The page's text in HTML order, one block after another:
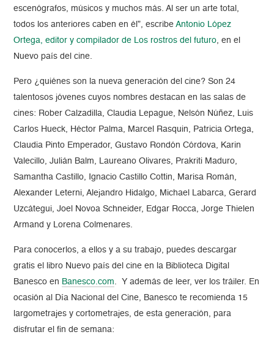
escenógrafos, músicos y muchos más. Al ser un arte total,
todos los anteriores caben en él”, escribeAntonio López
Ortega, editor y compilador de Los rostros del futuro, en el
Nuevo país del cine.
Pero ¿quiénes son la nueva generación del cine? Son 24
talentosos jóvenes cuyos nombres destacan en las salas de
cines: Rober Calzadilla, Claudia Lepague, Nelsón Núñez, Luis
Carlos Hueck, Héctor Palma, Marcel Rasquin, Patricia Ortega,
Claudia Pinto Emperador, Gustavo Rondón Córdova, Karin
Valecillo, Julián Balm, Laureano Olivares, Prakriti Maduro,
Samantha Castillo, Ignacio Castillo Cottin, Marisa Román,
Alexander Leterni, Alejandro Hidalgo, Michael Labarca, Gerard
Uzcátegui, Joel Novoa Schneider, Edgar Rocca, Jorge Thielen
Armand y Lorena Colmenares.
Para conocerlos, a ellos y a su trabajo, puedes descargar
gratis el libro Nuevo país del cine en la Biblioteca Digital
Banesco en Banesco.com. Y además de leer, ver los tráiler. En
ocasión al Día Nacional del Cine, Banesco te recomienda 15
largometrajes y cortometrajes, de esta generación, para
disfrutar el fin de semana: